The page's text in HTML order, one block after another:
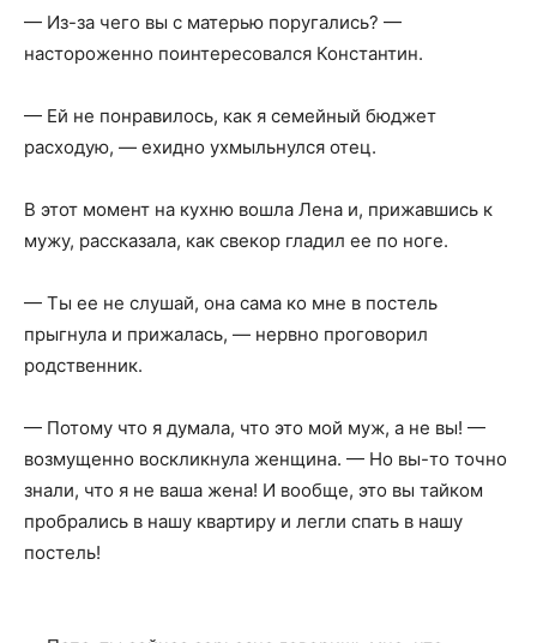
— Из-за чего вы с матерью поругались? —
настороженно поинтересовался Константин.
— Ей не понравилось, как я семейный бюджет
расходую, — ехидно ухмыльнулся отец.
В этот момент на кухню вошла Лена и, прижавшись к
мужу, рассказала, как свекор гладил ее по ноге.
— Ты ее не слушай, она сама ко мне в постель
прыгнула и прижалась, — нервно проговорил
родственник.
— Потому что я думала, что это мой муж, а не вы! —
возмущенно воскликнула женщина. — Но вы-то точно
знали, что я не ваша жена! И вообще, это вы тайком
пробрались в нашу квартиру и легли спать в нашу
постель!